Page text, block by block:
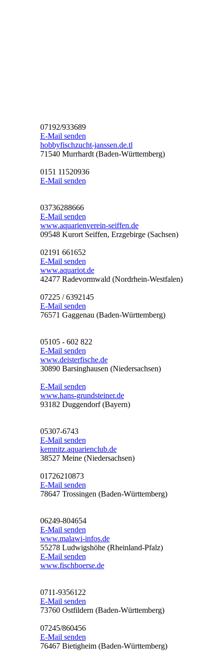
07192/933689
E-Mail senden
hobbyfischzucht-janssen.de.tl
71540 Murrhardt (Baden-Württemberg)
0151 11520936
E-Mail senden
03736288666
E-Mail senden
www.aquarienverein-seiffen.de
09548 Kurort Seiffen, Erzgebirge (Sachsen)
02191 661652
E-Mail senden
www.aquariot.de
42477 Radevormwald (Nordrhein-Westfalen)
07225 / 6392145
E-Mail senden
76571 Gaggenau (Baden-Württemberg)
05105 - 602 822
E-Mail senden
www.deisterfische.de
30890 Barsinghausen (Niedersachsen)
E-Mail senden
www.hans-grundsteiner.de
93182 Duggendorf (Bayern)
05307-6743
E-Mail senden
kemnitz.aquarienclub.de
38527 Meine (Niedersachsen)
01726210873
E-Mail senden
78647 Trossingen (Baden-Württemberg)
06249-804654
E-Mail senden
www.malawi-infos.de
55278 Ludwigshöhe (Rheinland-Pfalz)
E-Mail senden
www.fischboerse.de
0711-9356122
E-Mail senden
73760 Ostfildern (Baden-Württemberg)
07245/860456
E-Mail senden
76467 Bietigheim (Baden-Württemberg)